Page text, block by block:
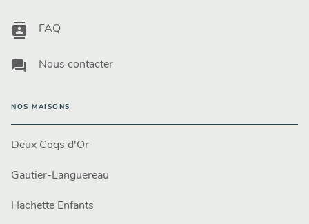
contacts FAQ
question_answer Nous contacter
NOS MAISONS
Deux Coqs d'Or
Gautier-Languereau
Hachette Enfants